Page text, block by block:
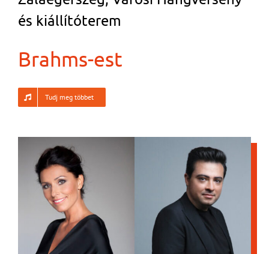
és kiállítóterem
Brahms-est
Tudj meg többet